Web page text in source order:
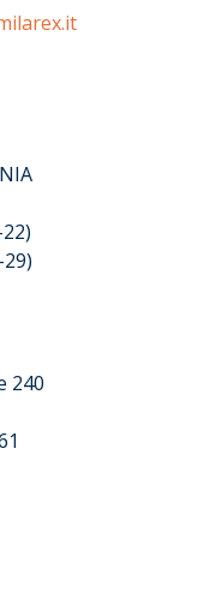
240